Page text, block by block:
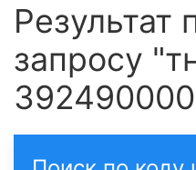
Результат
запросу